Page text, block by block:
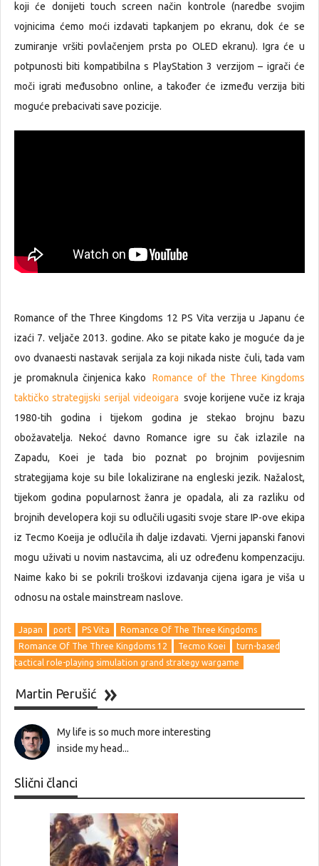
koji će donijeti touch screen način kontrole (naredbe svojim
vojnicima ćemo moći izdavati tapkanjem po ekranu, dok će se
zumiranje vršiti povlačenjem prsta po OLED ekranu). Igra će u
potpunosti biti kompatibilna s PlayStation 3 verzijom – igrači će
moči igrati međusobno online, a također će između verzija biti
moguće prebacivati save pozicije.
Romance of the Three Kingdoms 12 PS Vita verzija u Japanu će
izaći 7. veljače 2013. godine. Ako se pitate kako je moguće da je
ovo dvanaesti nastavak serijala za koji nikada niste čuli, tada vam
je promaknula činjenica kako
Romance of the Three Kingdoms
taktičko strategijski serijal videoigara svoje korijene vuče iz kraja
1980-tih godina i tijekom godina je stekao brojnu bazu
obožavatelja. Nekoć davno Romance igre su čak izlazile na
Zapadu, Koei je tada bio poznat po brojnim povijesnim
strategijama koje su bile lokalizirane na engleski jezik. Nažalost,
tijekom godina popularnost žanra je opadala, ali za razliku od
brojnih developera koji su odlučili ugasiti svoje stare IP-ove ekipa
iz Tecmo Koeija je odlučila ih dalje izdavati. Vjerni japanski fanovi
mogu uživati u novim nastavcima, ali uz određenu kompenzaciju.
Naime kako bi se pokrili troškovi izdavanja cijena igara je viša u
odnosu na ostale mainstream naslove.
Japan port PS Vita
Romance Of The Three Kingdoms
Romance Of The Three Kingdoms 12
Tecmo Koei
turn-based
tactical role-playing simulation grand strategy wargame
Martin Perušić
My life is so much more interesting
inside my head...
Slični članci